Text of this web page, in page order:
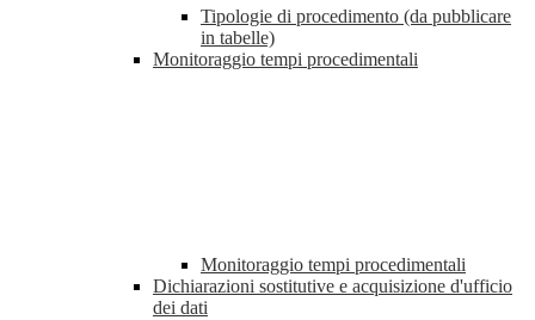
Tipologie di procedimento (da pubblicare
in tabelle)
Monitoraggio tempi procedimentali
Monitoraggio tempi procedimentali
Dichiarazioni sostitutive e acquisizione d'ufficio
dei dati